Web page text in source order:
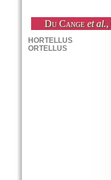
Du Cange et al.,